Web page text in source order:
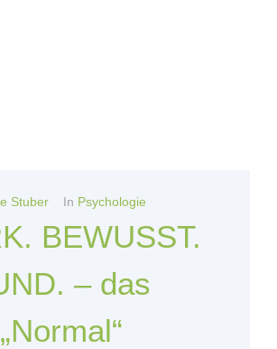
Stuber In Psychologie
BEWUSST.
– das